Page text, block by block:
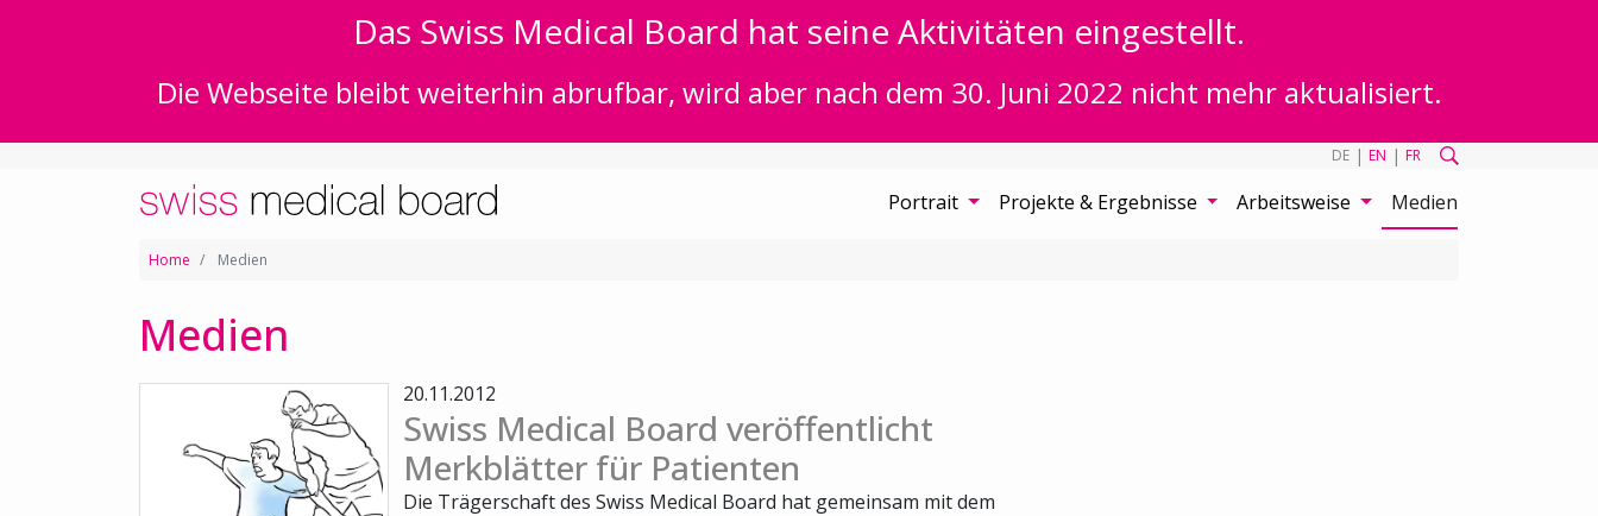
Das Swiss Medical Board hat seine Aktivitäten eingestellt.
Die Webseite bleibt weiterhin abrufbar, wird aber nach dem 30. Juni 2022 nicht mehr aktualisiert.
DE | EN | FR
Portrait Projekte & Ergebnisse Arbeitsweise Medien
Home Medien
Medien
20.11.2012
Swiss Medical Board veröffentlicht
Merkblätter für Patienten
Die Trägerschaft des Swiss Medical Board hat gemeinsam mit dem